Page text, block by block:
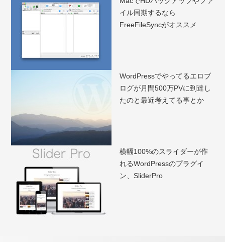
イル同期するなら
FreeFileSyncがオススメ
WordPressでやってるエロブ
ログが月間500万PVに到達し
たのと最近考えてる事とか
横幅100%のスライダーが作
れるWordPressのプラグイ
ン、SliderPro